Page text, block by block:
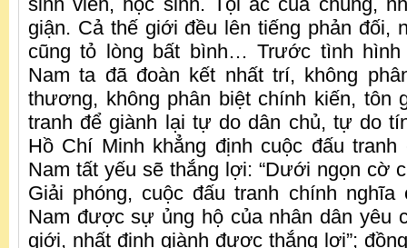
giận. Cả thế giới đều lên tiếng phản đối,
cũng tỏ lòng bất bình… Trước tình hình
Nam ta đã đoàn kết nhất trí, không
thương, không phân biệt chính kiến, tôn
tranh để giành lại tự do dân chủ, tự do
Hồ Chí Minh khẳng định cuộc đấu tranh
Nam tất yếu sẽ thắng lợi: “Dưới ngọn cờ
Giải phóng, cuộc đấu tranh chính nghĩa
Nam được sự ủng hộ của nhân dân yêu
giới, nhất định giành được thắng lợi”;